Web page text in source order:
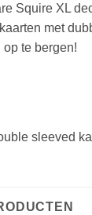
Squire XL
met
op te bergen!
sleeved